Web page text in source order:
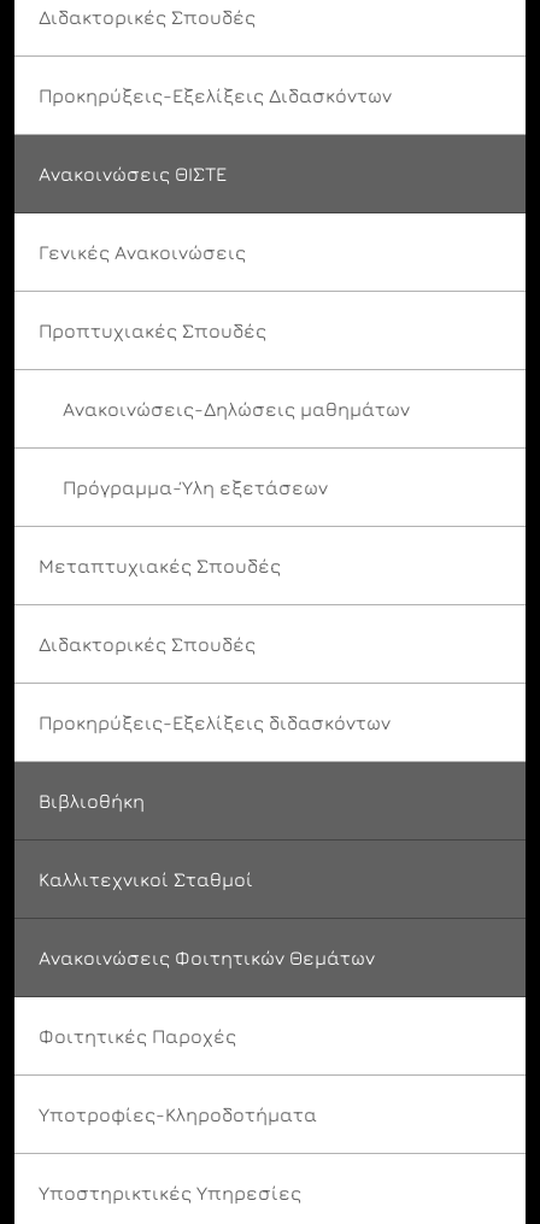
Διδακτορικές Σπουδές
Προκηρύξεις-Εξελίξεις Διδασκόντων
Ανακοινώσεις ΘΙΣΤΕ
Γενικές Ανακοινώσεις
Προπτυχιακές Σπουδές
Ανακοινώσεις-Δηλώσεις μαθημάτων
Πρόγραμμα-Ύλη εξετάσεων
Μεταπτυχιακές Σπουδές
Διδακτορικές Σπουδές
Προκηρύξεις-Εξελίξεις διδασκόντων
Βιβλιοθήκη
Καλλιτεχνικοί Σταθμοί
Ανακοινώσεις Φοιτητικών Θεμάτων
Φοιτητικές Παροχές
Υποτροφίες-Κληροδοτήματα
Υποστηρικτικές Υπηρεσίες